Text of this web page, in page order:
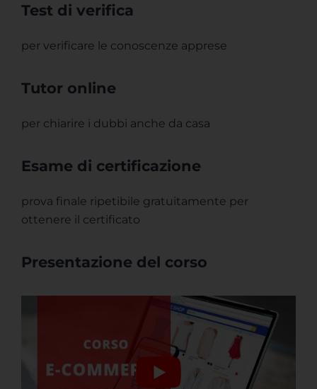
Test di verifica
per verificare le conoscenze apprese
Tutor online
per chiarire i dubbi anche da casa
Esame di certificazione
prova finale ripetibile gratuitamente per
ottenere il certificato
Presentazione del corso